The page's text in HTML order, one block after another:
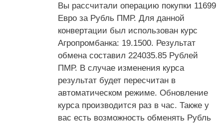
Вы рассчитали операцию покупки 11699
Евро за Рубль ПМР. Для данной
конвертации был использован курс
Агропромбанка: 19.1500. Результат
обмена составил 224035.85 Рублей
ПМР. В случае изменения курса
результат будет пересчитан в
автоматическом режиме. Обновление
курса производится раз в час. Также у
вас есть возможность обменять Рубль